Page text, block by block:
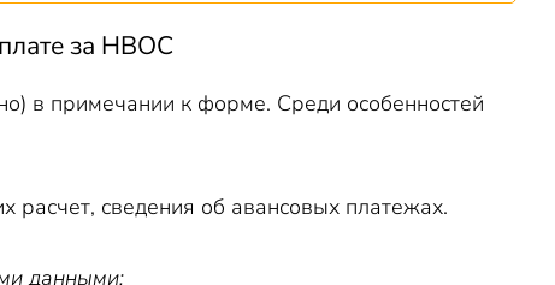
за НВОС
в примечании к форме. Среди особенностей
сведения об авансовых платежах.
данными: